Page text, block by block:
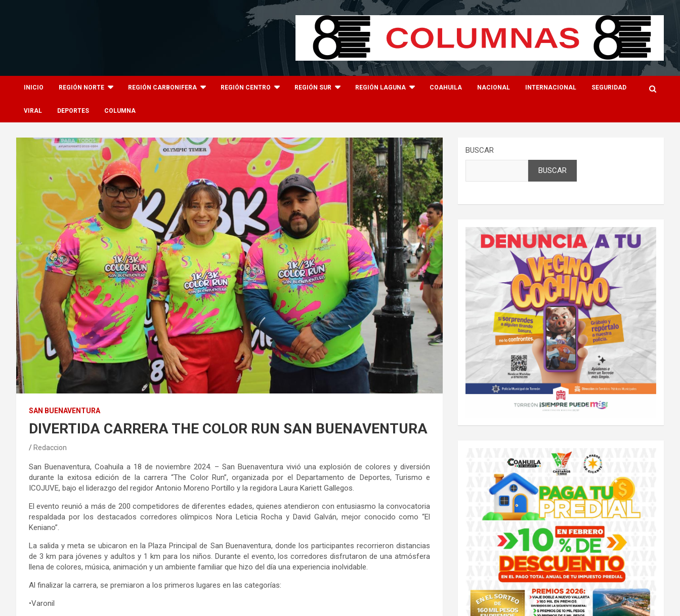
INICIO REGIÓN NORTE REGIÓN CARBONIFERA REGIÓN CENTRO REGIÓN SUR REGIÓN LAGUNA COAHUILA NACIONAL INTERNACIONAL SEGURIDAD
VIRAL DEPORTES COLUMNA
SAN BUENAVENTURA
DIVERTIDA CARRERA THE COLOR RUN SAN BUENAVENTURA
Redaccion
San Buenaventura,Coahuila a 18 de noviembre2024. – San Buenaventura vivió una explosión de colores y diversión
durante la exitosa edición de la carrera “The Color Run”, organizada por el Departamento de Deportes, Turismo e
ICOJUVE, bajo el liderazgo del regidor Antonio Moreno Portillo y la regidora Laura Kariett Gallegos.
El evento reunió a más de 200 competidores de diferentes edades, quienes atendieron con entusiasmo la convocatoria
respaldada por los destacados corredores olímpicos Nora Leticia Rocha y David Galván, mejor conocido como “El
Keniano”.
La salida y meta se ubicaron en la Plaza Principal de San Buenaventura, donde los participantes recorrieron distancias
de 3 km para jóvenes y adultos y 1 km para los niños. Durante el evento, los corredores disfrutaron de una atmósfera
llena de colores, música, animación y un ambiente familiar que hizo del día una experiencia inolvidable.
Al finalizar la carrera, se premiaron a los primeros lugares en las categorías:
•Varonil
BUSCAR
BUSCAR